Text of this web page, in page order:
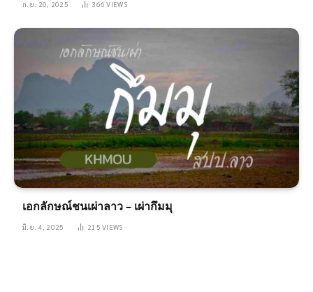
ก.ย. 20, 2025 366VIEWS
เอกลักษณ์ชนเผ่าลาว – เผ่ากึมมุ
มิ.ย. 4, 2025 215VIEWS